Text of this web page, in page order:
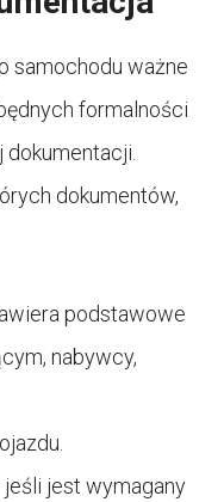
samochodu ważne
formalności
dokumentów,
podstawowe
nabywcy,
jest wymagany